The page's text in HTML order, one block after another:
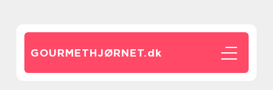
GOURMETHJØRNET.dk